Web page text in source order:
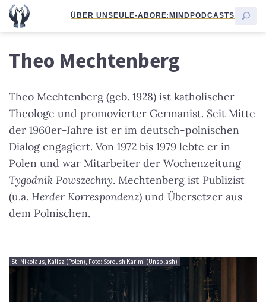
ÜBER UNSEULE-ABORE:MINDPODCASTS
Theo Mechtenberg
Theo Mechtenberg (geb. 1928) ist katholischer
Theologe und promovierter Germanist. Seit Mitte
der 1960er-Jahre ist er im deutsch-polnischen
Dialog engagiert. Von 1972 bis 1979 lebte er in
Polen und war Mitarbeiter der Wochenzeitung
Tygodnik Powszechny. Mechtenberg ist Publizist
(u.a. Herder Korrespondenz) und Übersetzer aus
dem Polnischen.
St. Nikolaus, Kalisz (Polen), Foto: Soroush Karimi (Unsplash)